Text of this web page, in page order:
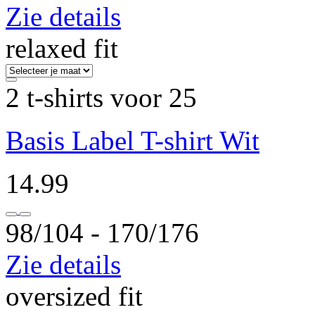
Zie details
relaxed fit
2 t-shirts voor 25
Basis Label T-shirt Wit
14.99
98/104 ‐ 170/176
Zie details
oversized fit